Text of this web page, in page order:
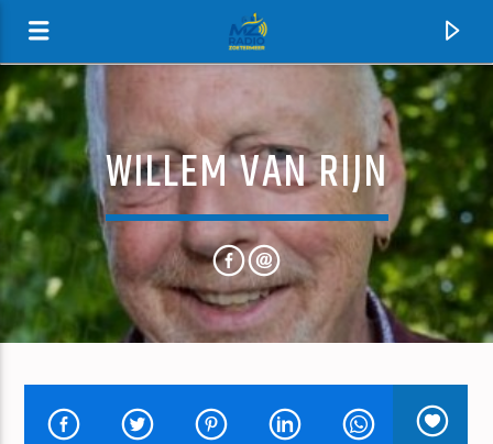
MZ-RADIO
WILLEM VAN RIJN